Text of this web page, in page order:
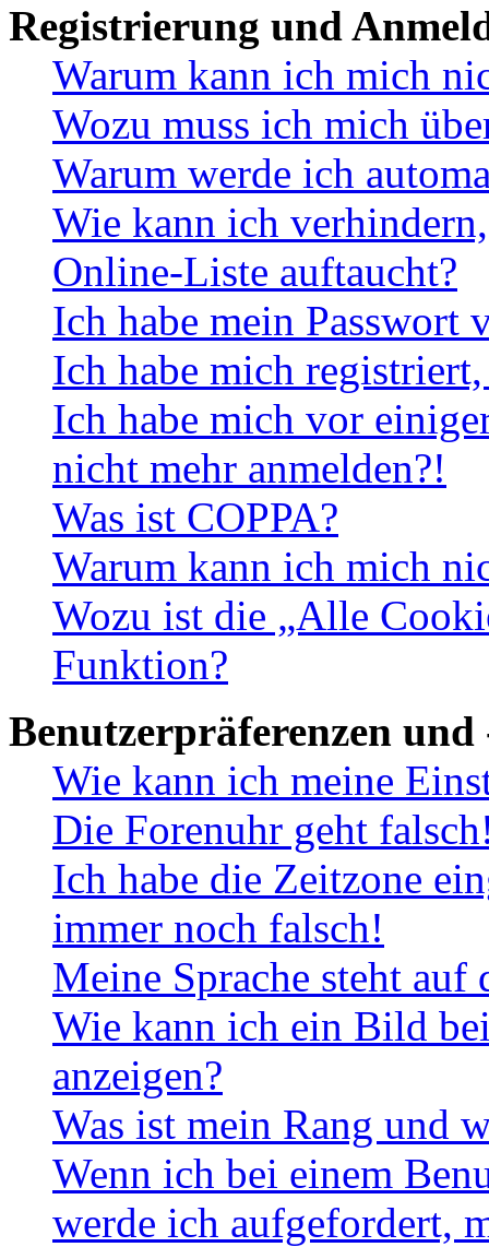
Registrierung und
Warum kann ich mich
Wozu muss ich mich
Warum werde ich
Wie kann ich
Online-Liste auftaucht?
Ich habe mein Passwort
Ich habe mich
Ich habe mich vor
nicht mehr anmelden?!
Was ist COPPA?
Warum kann ich mich
Wozu ist die „Alle
Funktion?
Benutzerpräferenzen und
Wie kann ich meine
Die Forenuhr geht
Ich habe die Zeitzone
immer noch falsch!
Meine Sprache steht
Wie kann ich ein Bild
anzeigen?
Was ist mein Rang und
Wenn ich bei einem
werde ich aufgefordert,